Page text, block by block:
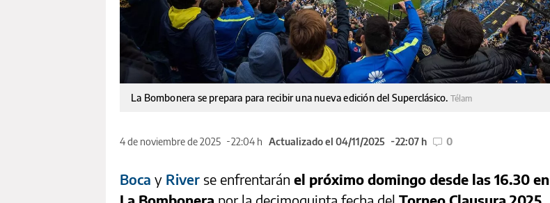
La Bombonera se prepara para recibir una nueva edición del Superclásico. Télam
4 de noviembre de 2025 22:04 h Actualizado el 04/11/2025 22:07 h 0
Boca y River se enfrentarán el próximo domingo desde las 16.30 en